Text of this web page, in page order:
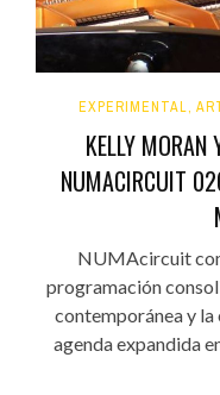
EXPERIMENTAL,
KELLY MORAN
NUMACIRCUIT
NUMAcircuit
programación
contemporánea y la
agenda expandida